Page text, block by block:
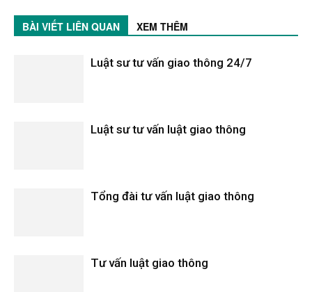
BÀI VIẾT LIÊN QUAN XEM THÊM
Luật sư tư vấn giao thông 24/7
Luật sư tư vấn luật giao thông
Tổng đài tư vấn luật giao thông
Tư vấn luật giao thông